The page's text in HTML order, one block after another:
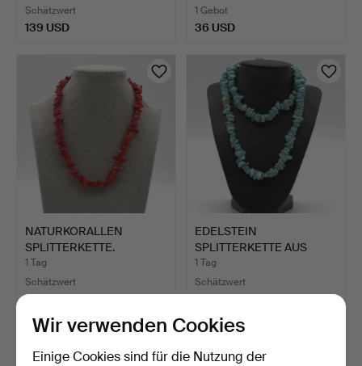
Schätzwert
139 USD
1 Gebot
36 USD
NATURKORALLEN
SPLITTERKETTE.
1 Tag
Schätzwert
93 USD
EDELSTEIN
SPLITTERKETTE AUS
TÜRKIS.
1 Tag
Schätzwert
93 USD
Wir verwenden Cookies
Einige Cookies sind für die Nutzung der